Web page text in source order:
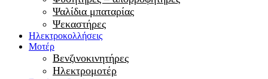
Ψαλίδια μπαταρίας
Ψεκαστήρες
Ηλεκτροκολλήσεις
Μοτέρ
Βενζινοκινητήρες
Ηλεκτρομοτέρ